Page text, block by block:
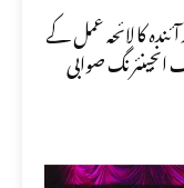
کا لائحہ عمل کے
صوابی